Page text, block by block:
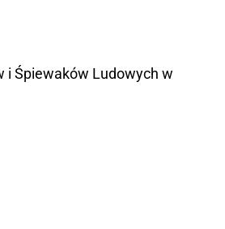
i Śpiewaków Ludowych w